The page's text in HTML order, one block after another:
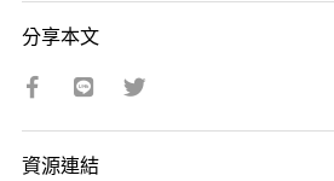
分享本文
資源連結